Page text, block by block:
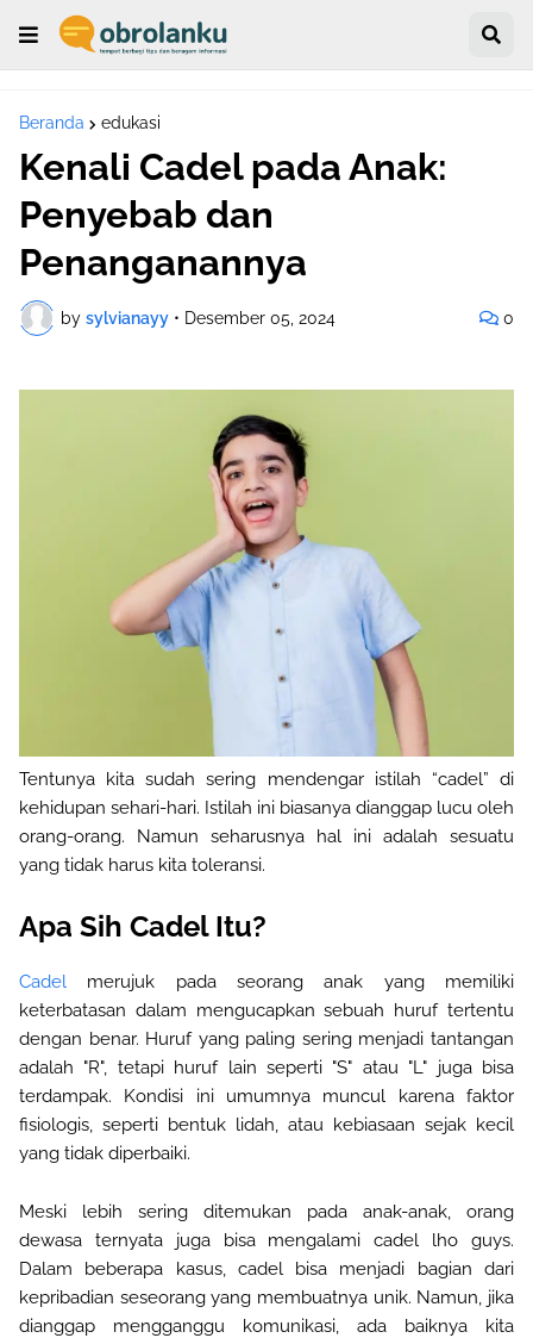
Beranda edukasi
Kenali Cadel pada Anak:
Penyebab dan
Penanganannya
by sylvianayy • Desember 05, 2024 0
Tentunya kita sudah sering mendengar istilah “cadel” di
kehidupan sehari-hari. Istilah ini biasanya dianggap lucu oleh
orang-orang. Namun seharusnya hal ini adalah sesuatu
yang tidak harus kita toleransi.
Apa Sih Cadel Itu?
Cadel merujuk pada seorang anak yang memiliki
keterbatasan dalam mengucapkan sebuah huruf tertentu
dengan benar. Huruf yang paling sering menjadi tantangan
adalah "R", tetapi huruf lain seperti "S" atau "L" juga bisa
terdampak. Kondisi ini umumnya muncul karena faktor
fisiologis, seperti bentuk lidah, atau kebiasaan sejak kecil
yang tidak diperbaiki.
Meski lebih sering ditemukan pada anak-anak, orang
dewasa ternyata juga bisa mengalami cadel lho guys.
Dalam beberapa kasus, cadel bisa menjadi bagian dari
kepribadian seseorang yang membuatnya unik. Namun, jika
dianggap mengganggu komunikasi, ada baiknya kita